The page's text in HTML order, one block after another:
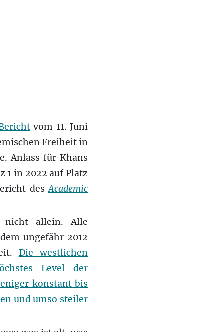
vom 11. Juni
Freiheit in
Anlass für Khans
1 in 2022 auf Platz
desAcademic
nicht allein. Alle
ungefähr 2012
Die westlichen
Level der
konstant bis
und umso steiler